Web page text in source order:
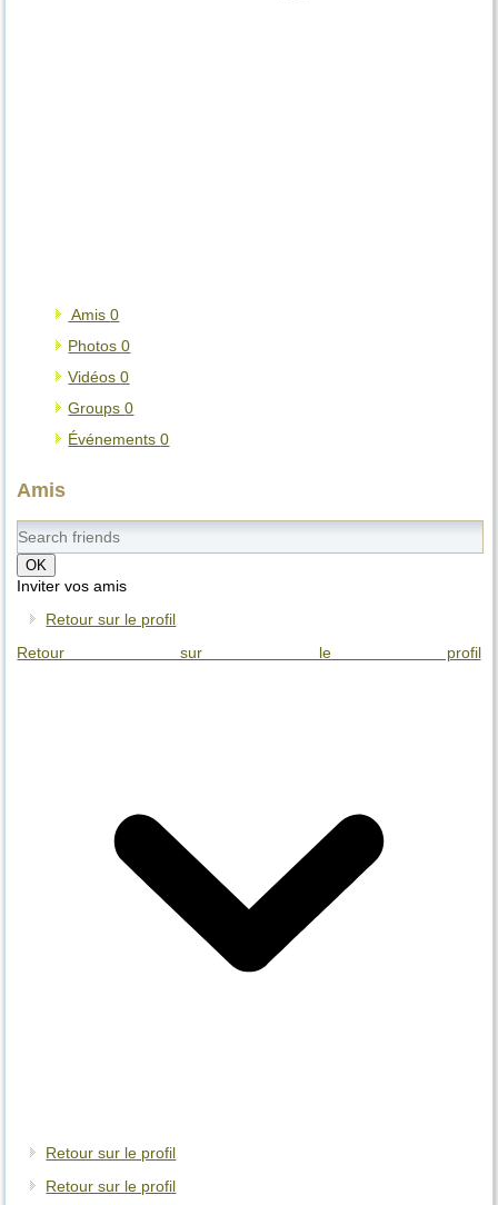
Amis0
Photos0
Vidéos0
Groups0
Événements0
Amis
OK
Inviter vos amis
Retour sur le profil
Retour sur le profil
Retour sur le profil
Retour sur le profil